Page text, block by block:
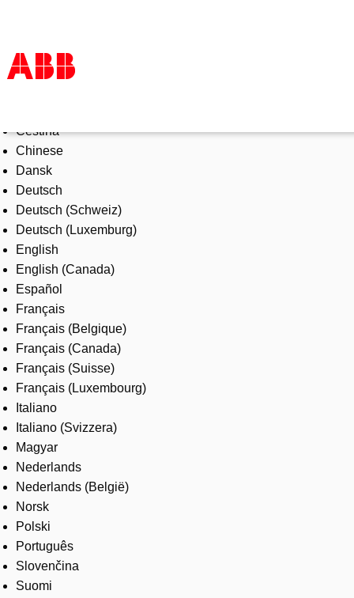
Products & Solutions
Industries
Services
About us
Where to buy
Contact us
Careers
Čeština
Chinese
Dansk
Deutsch
Deutsch (Schweiz)
Deutsch (Luxemburg)
English
English (Canada)
Español
Français
Français (Belgique)
Français (Canada)
Français (Suisse)
Français (Luxembourg)
Italiano
Italiano (Svizzera)
Magyar
Nederlands
Nederlands (België)
Norsk
Polski
Português
Slovenčina
Suomi